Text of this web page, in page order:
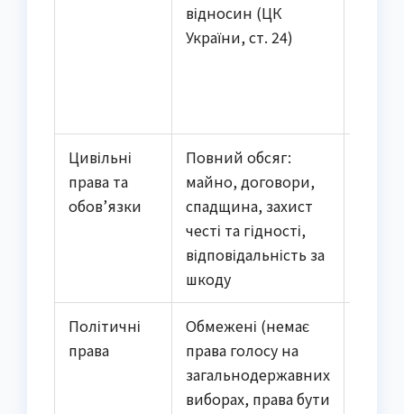
відносин (ЦК
України, ст. 24)
Цивільні
права та
обов’язки
Повний обсяг:
майно, договори,
спадщина, захист
честі та гідності,
відповідальність за
шкоду
Політичні
права
Обмежені (немає
права голосу на
загальнодержавних
виборах, права бути